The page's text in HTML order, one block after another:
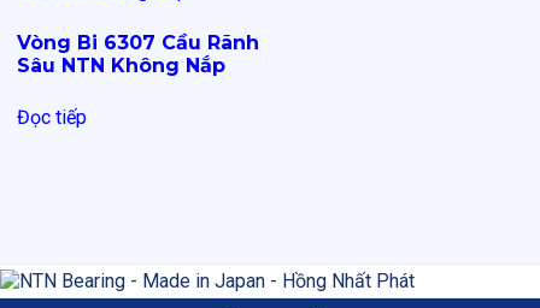
Vòng Bi 6307 Cầu Rãnh
Sâu NTN Không Nắp
Đọc tiếp